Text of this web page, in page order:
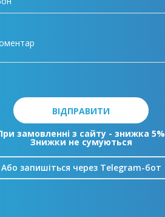
ВІДПРАВИТИ
замовленні з сайту - знижка 5%
Знижки не сумуються
Або запишіться через Telegram-бот